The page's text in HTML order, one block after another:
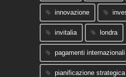
innovazione
invitalia londra
pagamenti internazionali
pianificazione strategica